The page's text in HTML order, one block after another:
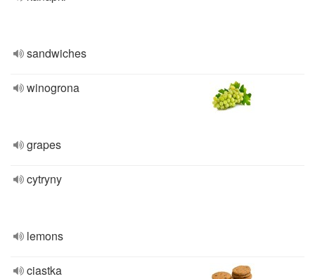
sandwiches
winogrona
grapes
cytryny
lemons
ciastka